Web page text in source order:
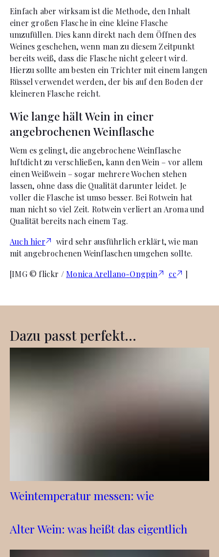
Einfach aber wirksam ist die Methode, den Inhalt
einer großen Flasche in eine kleine Flasche
umzufüllen. Dies kann direkt nach dem Öffnen des
Weines geschehen, wenn man zu diesem Zeitpunkt
bereits weiß, dass die Flasche nicht geleert wird.
Hierzu sollte am besten ein Trichter mit einem langen
Rüssel verwendet werden, der bis auf den Boden der
kleineren Flasche reicht.
Wie lange hält Wein in einer
angebrochenen Weinflasche
Wem es gelingt, die angebrochene Weinflasche
luftdicht zu verschließen, kann den Wein – vor allem
einen Weißwein – sogar mehrere Wochen stehen
lassen, ohne dass die Qualität darunter leidet. Je
voller die Flasche ist umso besser. Bei Rotwein hat
man nicht so viel Zeit. Rotwein verliert an Aroma und
Qualität bereits nach einem Tag.
Auch hier
wird sehr ausführlich erklärt, wie man
mit angebrochenen Weinflaschen umgehen sollte.
[IMG © flickr / Monica Arellano-Ongpin cc ]
Dazu passt perfekt...
Weintemperatur messen: wie
Alter Wein: was heißt das eigentlich